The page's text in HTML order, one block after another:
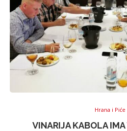
Hrana i Piće
VINARIJA KABOLA